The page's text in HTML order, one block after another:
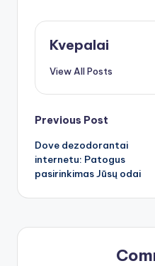
Kvepalai
View All Posts
Post
navigation
Previous Post
Dove dezodorantai
internetu: Patogus
pasirinkimas Jūsų odai